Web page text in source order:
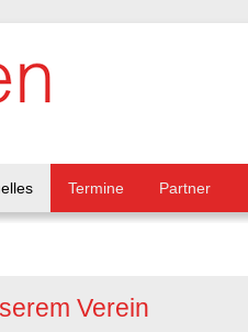
Termine Partner
Verein